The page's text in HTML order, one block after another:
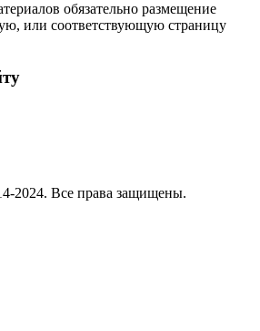
обязательно размещение
или соответствующую страницу
2024. Все права защищены.